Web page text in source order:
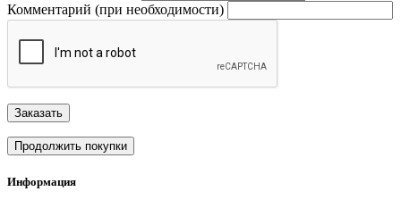
Комментарий (при необходимости)
Заказать
Продолжить покупки
Информация